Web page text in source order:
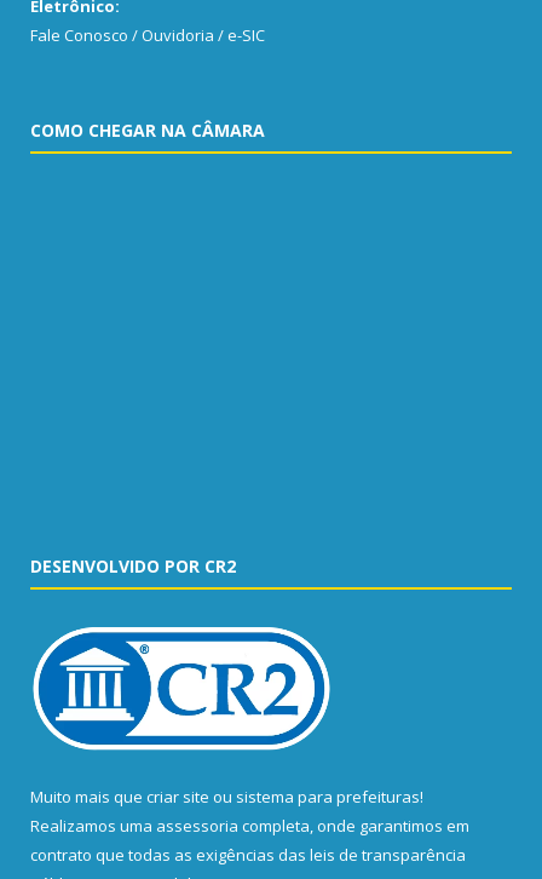
Eletrônico:
Fale Conosco / Ouvidoria / e-SIC
COMO CHEGAR NA CÂMARA
DESENVOLVIDO POR CR2
Muito mais que criar site ou sistema para prefeituras!
Realizamos uma assessoria completa, onde garantimos em
contrato que todas as exigências das leis de transparência